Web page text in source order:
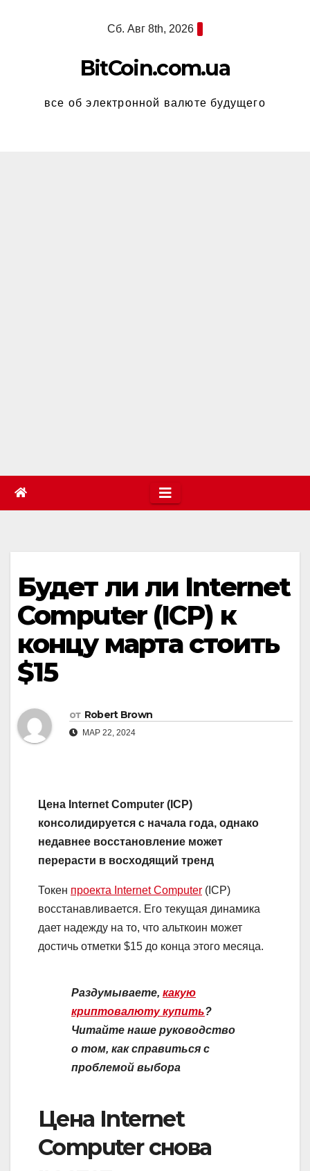
Сб. Авг 8th, 2026
BitCoin.com.ua
все об электронной валюте будущего
Будет ли ли Internet
Computer (ICP) к
концу марта стоить
$15
от Robert Brown
МАР 22, 2024
Цена Internet Computer (ICP)
консолидируется с начала года, однако
недавнее восстановление может
перерасти в восходящий тренд
Токен проекта Internet Computer (ICP)
восстанавливается. Его текущая динамика
дает надежду на то, что альткоин может
достичь отметки $15 до конца этого месяца.
Раздумываете, какую
криптовалюту купить?
Читайте наше руководство
о том, как справиться с
проблемой выбора
Цена Internet
Computer снова